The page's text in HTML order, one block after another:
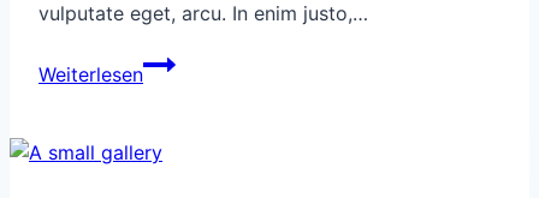
vulputate eget, arcu. In enim justo,…
Weiterlesen
A
nice